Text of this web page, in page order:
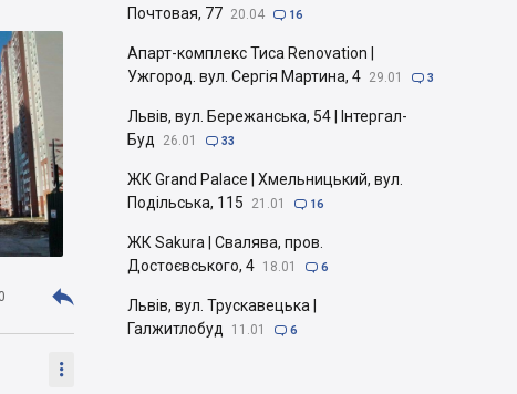
0 

Почтовая, 77 20.04  16
Апарт-комплекс Тиса Renovation |
Ужгород. вул. Сергія Мартина, 4 29.01  3
Львів, вул. Бережанська, 54 | Інтергал-
Буд
26.01  33
ЖК Grand Palace | Хмельницький, вул.
Подільська, 115
21.01  16
ЖК Sakura | Свалява, пров.
Достоєвського, 4 18.01  6
Львів, вул. Трускавецька |
Галжитлобуд
11.01  6